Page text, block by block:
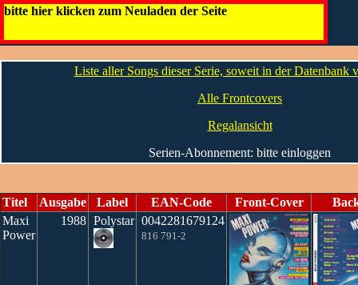
bitte hier klicken zum Neuladen der Seite
Maxi Power
Liste aller Songs dieser Serie, soweit in der Datenbank
Alle Frontcovers
Regalansicht
Serien-Abonnement: bitte einloggen
Titel Ausgabe Label EAN-Code Front-Cover
Maxi
Power
1988 Polystar 0042281679124
816 791-2